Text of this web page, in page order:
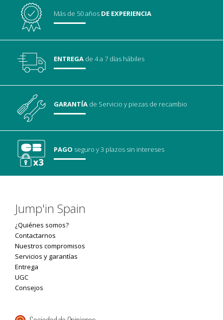
Más de 50 años DE EXPERIENCIA
ENTREGA de 4 a 7 días hábiles
GARANTÍA de Servicioy piezas de recambio
PAGO seguroy 3 plazos sin intereses
Jump'in Spain
¿Quiénes somos?
Contactarnos
Nuestros compromisos
Servicios y garantías
Entrega
UGC
Consejos